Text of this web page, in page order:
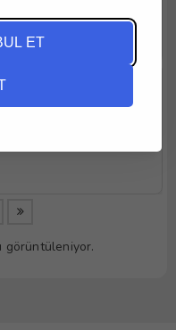
ET
Pembe İğneli 1 Koli
görüntüleniyor.